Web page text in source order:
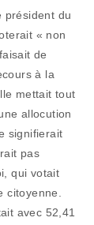
président du
« non
de
à la
mettait tout
allocution
signifierait
pas
qui votait
citoyenne.
avec 52,41